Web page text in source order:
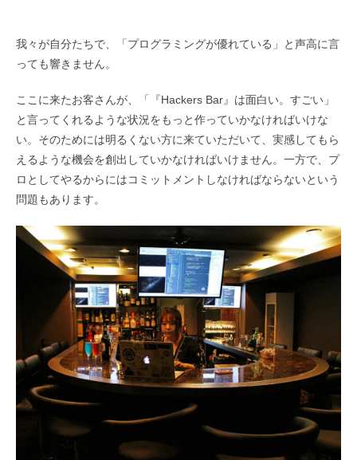
我々が自分たちで、「プログラミングが優れている」と声高に言
っても響きません。
ここに来たお客さんが、「『Hackers Bar』は面白い。すごい」
と言ってくれるような状況をもっと作っていかなければいけな
い。そのためには明るくない方に来ていただいて、実感してもら
えるような機会を創出していかなければいけません。一方で、プ
ロとしてやるからにはコミットメントしなければならないという
問題もあります。